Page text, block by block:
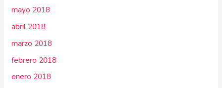
mayo 2018
abril 2018
marzo 2018
febrero 2018
enero 2018